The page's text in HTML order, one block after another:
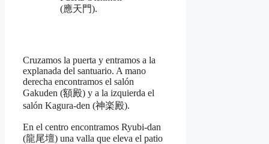
(應天門).
Cruzamos la puerta y entramos a la
explanada del santuario. A mano
derecha encontramos el salón
Gakuden (額殿) y a la izquierda el
salón Kagura-den (神楽殿).
En el centro encontramos Ryubi-dan
(龍尾壇) una valla que eleva el patio